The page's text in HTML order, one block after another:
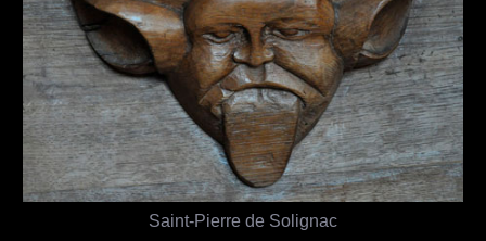
Saint-Pierre de Solignac